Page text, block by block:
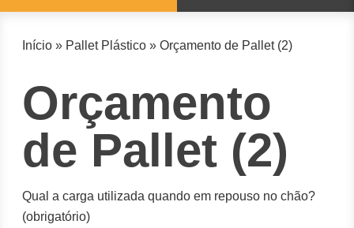
Início » Pallet Plástico »Orçamento de Pallet (2)
Orçamento
de Pallet (2)
Qual a carga utilizada quando em repouso no chão?
(obrigatório)